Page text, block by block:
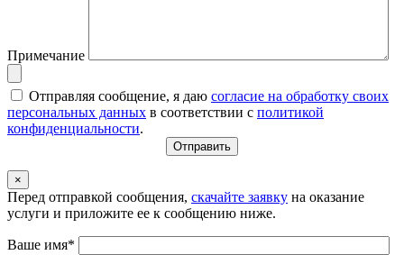
Примечание
Отправляя сообщение, я даю согласие на обработку своих
персональных данных в соответствии с политикой
конфиденциальности.
×
Перед отправкой сообщения, скачайте заявку на оказание
услуги и приложите ее к сообщению ниже.
Ваше имя*